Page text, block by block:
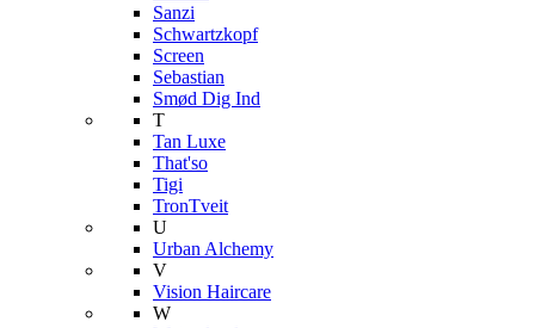
Sanzi
Schwartzkopf
Screen
Sebastian
Smød Dig Ind
T
Tan Luxe
That'so
Tigi
TronTveit
U
Urban Alchemy
V
Vision Haircare
W